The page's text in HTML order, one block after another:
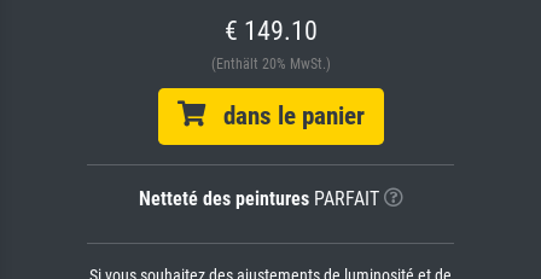
€ 149.10
(Enthält 20% MwSt.)
dans le panier
Netteté des peinturesPARFAIT